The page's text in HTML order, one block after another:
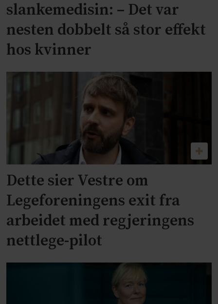
slankemedisin: – Det var
nesten dobbelt så stor effekt
hos kvinner
Dette sier Vestre om
Legeforeningens exit fra
arbeidet med regjeringens
nettlege-pilot